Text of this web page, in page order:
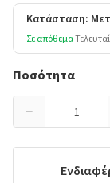
Κατάσταση:
Σε απόθεμα
Ποσότητα